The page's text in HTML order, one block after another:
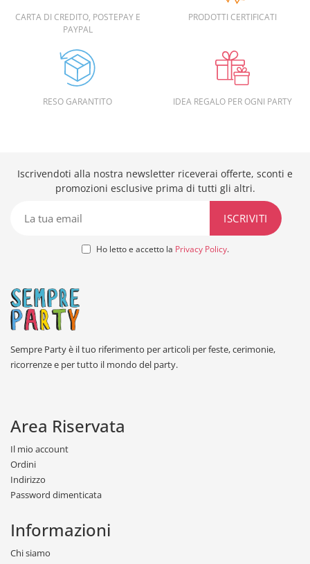
CARTA DI CREDITO, POSTEPAY E
PAYPAL
PRODOTTI CERTIFICATI
RESO GARANTITO IDEA REGALO PER OGNI PARTY
Iscrivendoti alla nostra newsletter riceverai offerte, sconti e
promozioni esclusive prima di tutti gli altri.
Ho letto e accetto la Privacy Policy.
Sempre Party è il tuo riferimento per articoli per feste, cerimonie,
ricorrenze e per tutto il mondo del party.
Area Riservata
Il mio account
Ordini
Indirizzo
Password dimenticata
Informazioni
Chi siamo